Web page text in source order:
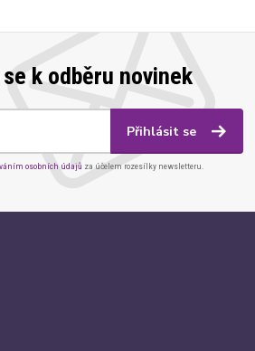
k odběru novinek
Přihlásit se
osobních údajů za účelem rozesílky newsletteru.